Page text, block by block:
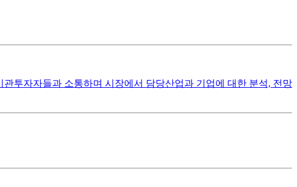
투자자들과 소통하며 시장에서 담당산업과 기업에 대한 분석, 전망